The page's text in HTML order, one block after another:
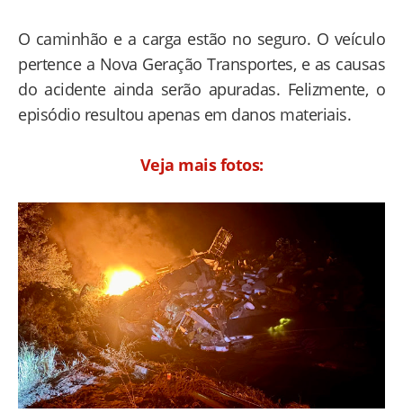
O caminhão e a carga estão no seguro. O veículo
pertence a Nova Geração Transportes, e as causas
do acidente ainda serão apuradas. Felizmente, o
episódio resultou apenas em danos materiais.
Veja mais fotos: